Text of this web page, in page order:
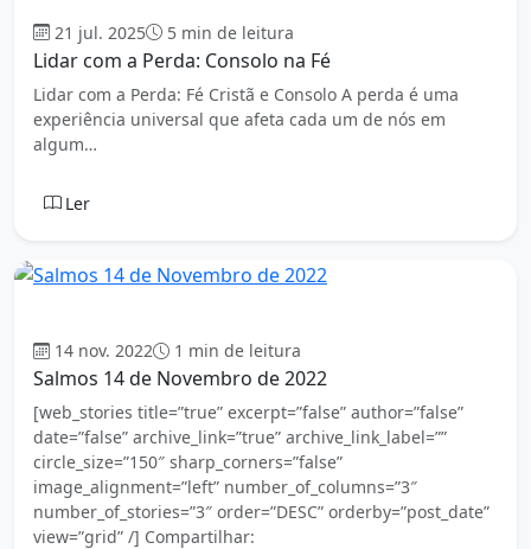
21 jul. 2025 5 min de leitura
Lidar com a Perda: Consolo na Fé
Lidar com a Perda: Fé Cristã e Consolo A perda é uma
experiência universal que afeta cada um de nós em
algum…
Ler
14 nov. 2022 1 min de leitura
Salmos 14 de Novembro de 2022
[web_stories title=”true” excerpt=”false” author=”false”
date=”false” archive_link=”true” archive_link_label=””
circle_size=”150″ sharp_corners=”false”
image_alignment=”left” number_of_columns=”3″
number_of_stories=”3″ order=”DESC” orderby=”post_date”
view=”grid” /] Compartilhar: